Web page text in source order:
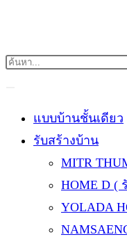
แบบบ้านชั้นเดียว
รับสร้างบ้าน
MITR
HOME D (
YOLADA